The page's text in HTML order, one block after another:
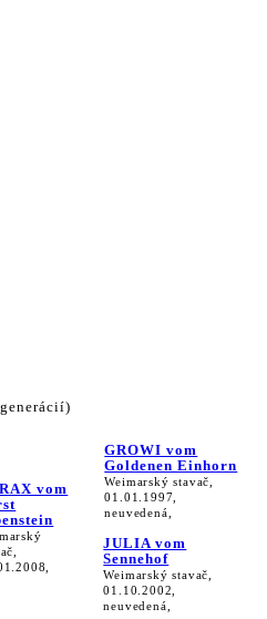
generácií)
vom
GROWI vom
Goldenen Einhorn
Weimarský stavač,
01.01.1997,
neuvedená,
JULIA vom
Sennehof
Weimarský stavač,
01.10.2002,
neuvedená,